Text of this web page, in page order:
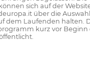
sich auf der
über die
dem Laufenden halten.
kurz vor Beginn